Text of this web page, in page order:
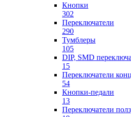
Кнопки
302
Переключатели
290
Тумблеры
105
DIP, SMD
15
Переключатели
54
Кнопки-педали
13
Переключатели